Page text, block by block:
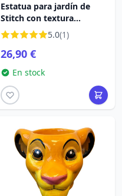
Estatua para jardín de
Stitch con textura
aterciopelada – Disney
Lilo & Stitch
5.0(1)
26,90 €
En stock